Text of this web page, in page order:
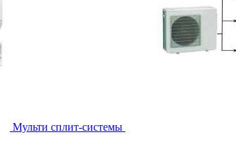
Мульти сплит-системы